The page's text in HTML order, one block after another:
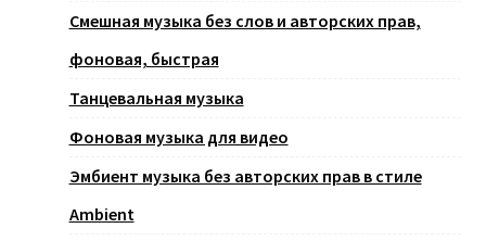
Смешная музыка без слов и авторских прав,
фоновая, быстрая
Танцевальная музыка
Фоновая музыка для видео
Эмбиент музыка без авторских прав в стиле
Ambient